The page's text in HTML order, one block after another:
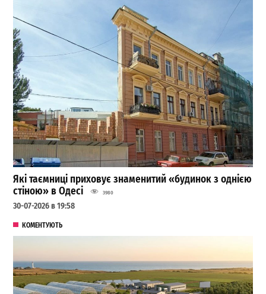
Які таємниці приховує знаменитий «будинок з однією
стіною» в Одесі
3980
30-07-2026 в 19:58
КОМЕНТУЮТЬ